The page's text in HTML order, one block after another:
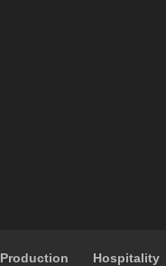
Production Hospitality